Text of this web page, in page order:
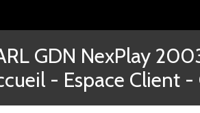
GDN NexPlay
- Espace Client -